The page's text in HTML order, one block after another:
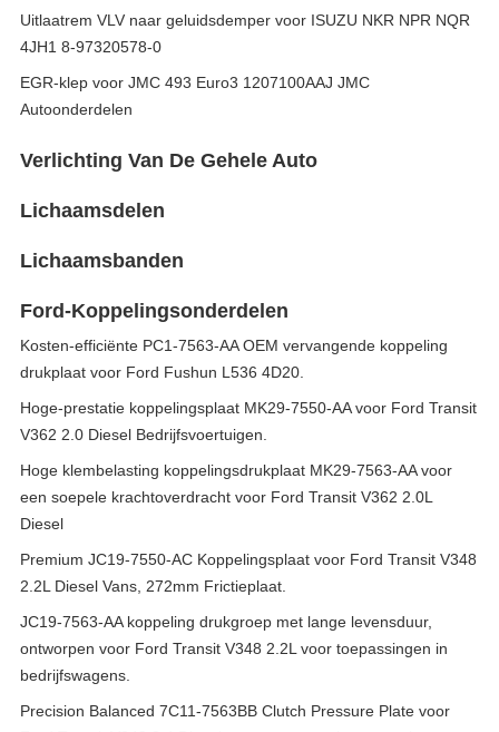
Uitlaatrem VLV naar geluidsdemper voor ISUZU NKR NPR NQR
4JH1 8-97320578-0
EGR-klep voor JMC 493 Euro3 1207100AAJ JMC
Autoonderdelen
Verlichting Van De Gehele Auto
Lichaamsdelen
Lichaamsbanden
Ford-Koppelingsonderdelen
Kosten-efficiënte PC1-7563-AA OEM vervangende koppeling
drukplaat voor Ford Fushun L536 4D20.
Hoge-prestatie koppelingsplaat MK29-7550-AA voor Ford Transit
V362 2.0 Diesel Bedrijfsvoertuigen.
Hoge klembelasting koppelingsdrukplaat MK29-7563-AA voor
een soepele krachtoverdracht voor Ford Transit V362 2.0L
Diesel
Premium JC19-7550-AC Koppelingsplaat voor Ford Transit V348
2.2L Diesel Vans, 272mm Frictieplaat.
JC19-7563-AA koppeling drukgroep met lange levensduur,
ontworpen voor Ford Transit V348 2.2L voor toepassingen in
bedrijfswagens.
Precision Balanced 7C11-7563BB Clutch Pressure Plate voor